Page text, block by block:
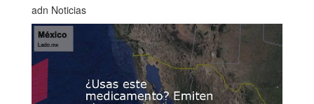
adn Noticias